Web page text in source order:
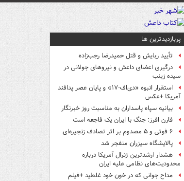
پربازدیدترین ها
تأیید ربایش و قتل حمیدرضا رجب‌زاده
درگیری اعضای داعش و نیروهای جولانی در
سیده زینب
استقرار انبوه «دی‌اف‑۱۷» و پایان عصر پدافند
آمریکا +عکس
بیانیه سپاه پاسداران به مناسبت روز خبرنگار
فارن افرز: جنگ با ایران یک فاجعه است
۶ فوتی و ۵ مصدوم بر اثر تصادف زنجیره‌ای
پالایشگاه سیزران منفجر شد
هشدار ارشدترین ژنرال آمریکا درباره
محدودیت‌های نظامی علیه ایران
مداح جوانی که در خون خود غلطید +فیلم